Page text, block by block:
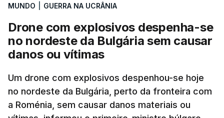
Na periferia nordeste de Kiev, os ataques russos
causaram três mortos, incluindo uma criança de 4
anos, bem como três feridos, na aldeia de
Pukhivka, segundo os serviços de resgate, sem
mísseis ou drones.
Na própria capital, foram contabilizados quatro
MUNDO GUERRA NA UCRÂNIA
Drone com explosivos despenha-se
no nordeste da Bulgária sem causar
danos ou vítimas
Um drone com explosivos despenhou-se hoje
no nordeste da Bulgária, perto da fronteira com
a Roménia, sem causar danos materiais ou